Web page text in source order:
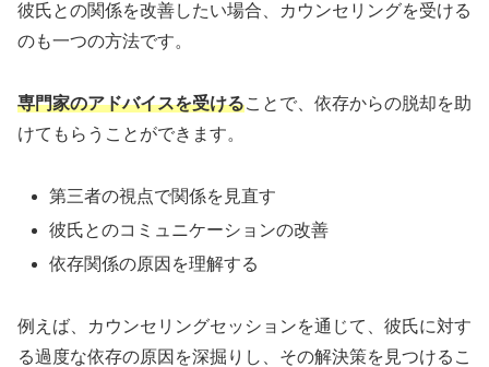
彼氏との関係を改善したい場合、カウンセリングを受ける
のも一つの方法です。
専門家のアドバイスを受けることで、依存からの脱却を助
けてもらうことができます。
第三者の視点で関係を見直す
彼氏とのコミュニケーションの改善
依存関係の原因を理解する
例えば、カウンセリングセッションを通じて、彼氏に対す
る過度な依存の原因を深掘りし、その解決策を見つけるこ